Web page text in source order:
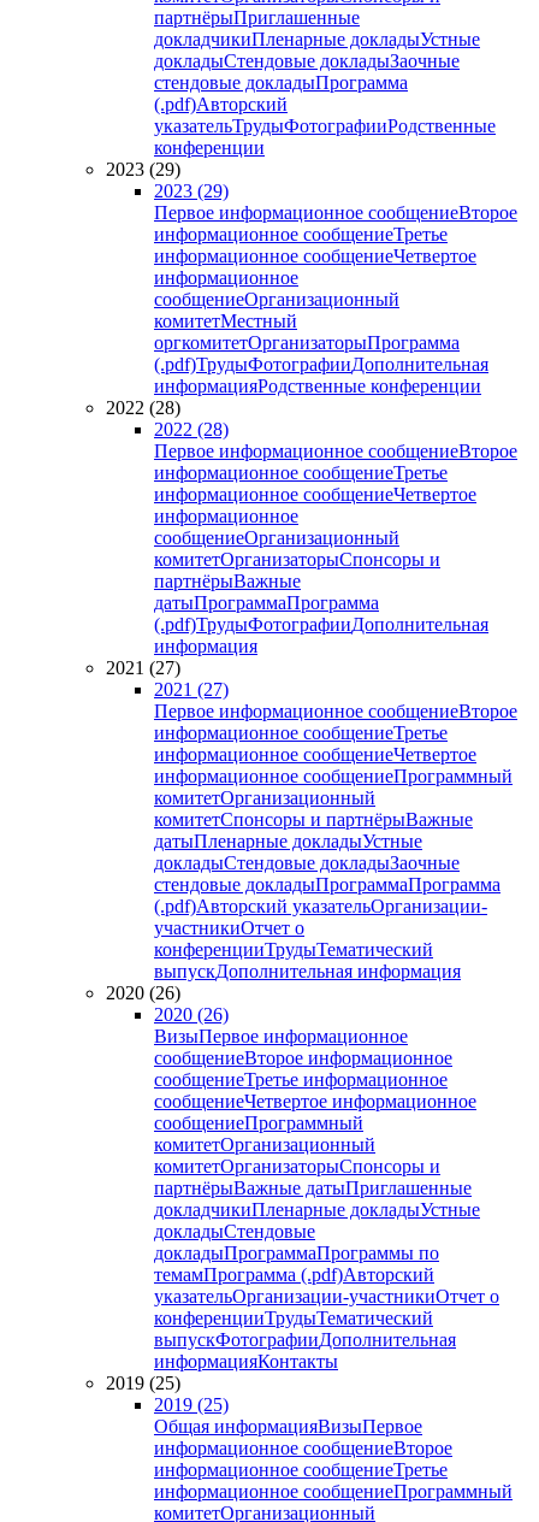
партнёрыПриглашенные
докладчикиПленарные докладыУстные
докладыСтендовые докладыЗаочные
стендовые докладыПрограмма
(.pdf)Авторский
указательТрудыФотографииРодственные
конференции
2023 (29)
2023 (29)
Первое информационное сообщениеВторое
информационное сообщениеТретье
информационное сообщениеЧетвертое
информационное
сообщениеОрганизационный
комитетМестный
оргкомитетОрганизаторыПрограмма
(.pdf)ТрудыФотографииДополнительная
информацияРодственные конференции
2022 (28)
2022 (28)
Первое информационное сообщениеВторое
информационное сообщениеТретье
информационное сообщениеЧетвертое
информационное
сообщениеОрганизационный
комитетОрганизаторыСпонсоры и
партнёрыВажные
датыПрограммаПрограмма
(.pdf)ТрудыФотографииДополнительная
информация
2021 (27)
2021 (27)
Первое информационное сообщениеВторое
информационное сообщениеТретье
информационное сообщениеЧетвертое
информационное сообщениеПрограммный
комитетОрганизационный
комитетСпонсоры и партнёрыВажные
датыПленарные докладыУстные
докладыСтендовые докладыЗаочные
стендовые докладыПрограммаПрограмма
(.pdf)Авторский указательОрганизации-
участникиОтчет о
конференцииТрудыТематический
выпускДополнительная информация
2020 (26)
2020 (26)
ВизыПервое информационное
сообщениеВторое информационное
сообщениеТретье информационное
сообщениеЧетвертое информационное
сообщениеПрограммный
комитетОрганизационный
комитетОрганизаторыСпонсоры и
партнёрыВажные датыПриглашенные
докладчикиПленарные докладыУстные
докладыСтендовые
докладыПрограммаПрограммы по
темамПрограмма (.pdf)Авторский
указательОрганизации-участникиОтчет о
конференцииТрудыТематический
выпускФотографииДополнительная
информацияКонтакты
2019 (25)
2019 (25)
Общая информацияВизыПервое
информационное сообщениеВторое
информационное сообщениеТретье
информационное сообщениеПрограммный
комитетОрганизационный